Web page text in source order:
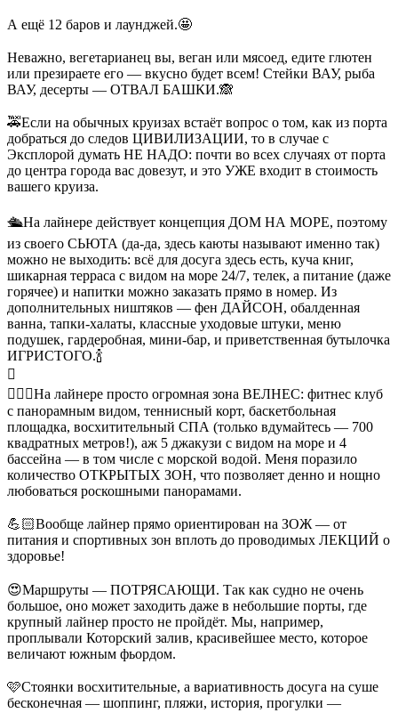
А ещё 12 баров и лаунджей.🤩
Неважно, вегетарианец вы, веган или мясоед, едите глютен
или презираете его — вкусно будет всем! Стейки ВАУ, рыба
ВАУ, десерты — ОТВАЛ БАШКИ.🙈
🚕Если на обычных круизах встаёт вопрос о том, как из порта
добраться до следов ЦИВИЛИЗАЦИИ, то в случае с
Эксплорой думать НЕ НАДО: почти во всех случаях от порта
до центра города вас довезут, и это УЖЕ входит в стоимость
вашего круиза.
🛳️На лайнере действует концепция ДОМ НА МОРЕ, поэтому
из своего СЬЮТА (да-да, здесь каюты называют именно так)
можно не выходить: всё для досуга здесь есть, куча книг,
шикарная терраса с видом на море 24/7, телек, а питание (даже
горячее) и напитки можно заказать прямо в номер. Из
дополнительных ништяков — фен ДАЙСОН, обалденная
ванна, тапки-халаты, классные уходовые штуки, меню
подушек, гардеробная, мини-бар, и приветственная бутылочка
ИГРИСТОГО.🍾

💆🏻‍♀️На лайнере просто огромная зона ВЕЛНЕС: фитнес клуб
с панорамным видом, теннисный корт, баскетбольная
площадка, восхитительный СПА (только вдумайтесь — 700
квадратных метров!), аж 5 джакузи с видом на море и 4
бассейна — в том числе с морской водой. Меня поразило
количество ОТКРЫТЫХ ЗОН, что позволяет денно и нощно
любоваться роскошными панорамами.
💪🏻Вообще лайнер прямо ориентирован на ЗОЖ — от
питания и спортивных зон вплоть до проводимых ЛЕКЦИЙ о
здоровье!
😍Маршруты — ПОТРЯСАЮЩИ. Так как судно не очень
большое, оно может заходить даже в небольшие порты, где
крупный лайнер просто не пройдёт. Мы, например,
проплывали Которский залив, красивейшее место, которое
величают южным фьордом.
🩷Стоянки восхитительные, а вариативность досуга на суше
бесконечная — шоппинг, пляжи, история, прогулки —